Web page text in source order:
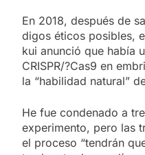
En 2018, des­pués de
di­gos éti­cos po­si­bles,
kui anun­ció que ha­bía
CRISPR/?Cas9 en
la “ha­bi­li­dad na­tu­ral”
He fue con­de­na­do a
ex­pe­ri­men­to, pero las
el pro­ce­so “ten­drán